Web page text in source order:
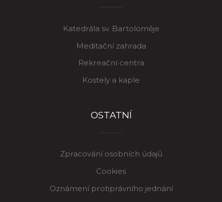
Katedrála sv. Bartoloměje
Meditační zahrada
Rekreační centra
Kostely a kaple
OSTATNÍ
Zpracování osobních údajů
Cookies
Oznámení protiprávního jednání